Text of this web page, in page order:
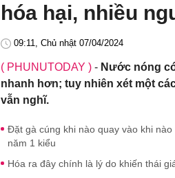
hóa hại, nhiều
09:11, Chủ nhật 07/04/2024
( PHUNUTODAY ) - Nước nóng
nhanh hơn; tuy nhiên xét một
vẫn nghĩ.
Đặt gà cúng khi nào quay vào khi
năm 1 kiểu
Hóa ra đây chính là lý do khiến thái